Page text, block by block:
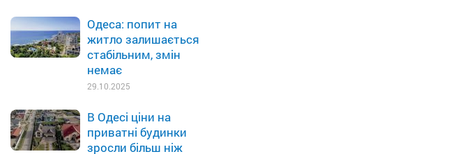
Одеса: попит на
житло залишається
стабільним, змін
немає
29.10.2025
В Одесі ціни на
приватні будинки
зросли більш ніж